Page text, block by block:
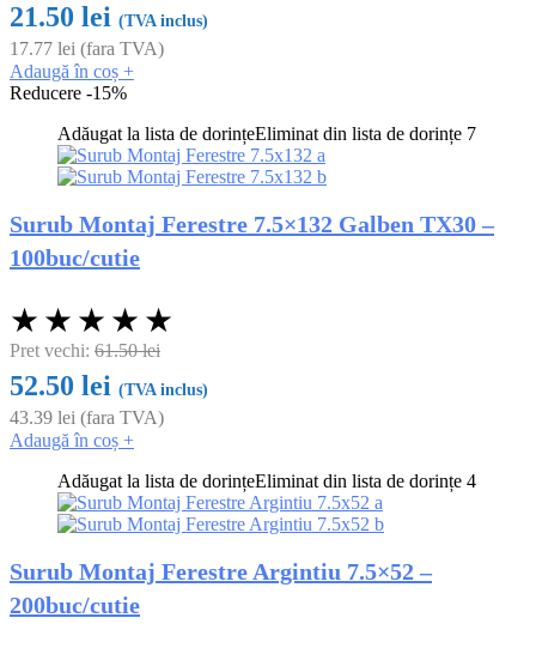
21.50 lei (TVA inclus)
17.77 lei (fara TVA)
Adaugă în coș +
Reducere -15%
Adăugat la lista de dorințeEliminat din lista de dorințe 7
Surub Montaj Ferestre 7.5×132 Galben TX30 –
100buc/cutie
★ ★ ★ ★ ★
Pret vechi: 61.50lei
52.50 lei (TVA inclus)
43.39 lei (fara TVA)
Adaugă în coș +
Adăugat la lista de dorințeEliminat din lista de dorințe 4
Surub Montaj Ferestre Argintiu 7.5×52 –
200buc/cutie